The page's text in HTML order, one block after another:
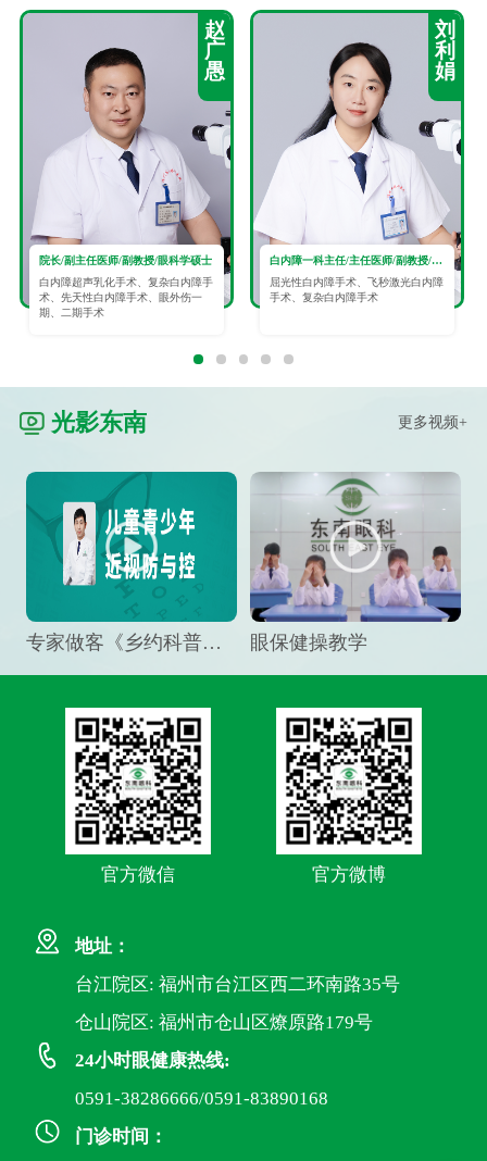
赵
广
愚
院长/副主任医师/副教授/眼科学硕士
白内障超声乳化手术、复杂白内障手
术、先天性白内障手术、眼外伤一
期、二期手术
刘
利
娟
白内障一科主任/主任医师/副教授/眼科学硕士
屈光性白内障手术、飞秒激光白内障
手术、复杂白内障手术
光影东南 更多视频+
专家做客《乡约科普》栏目，预防孩子近视竟然这么“简单” 眼保健操教学
官方微信 官方微博
地址：
台江院区: 福州市台江区西二环南路35号
仓山院区: 福州市仓山区燎原路179号
24小时眼健康热线:
0591-38286666/0591-83890168
门诊时间：